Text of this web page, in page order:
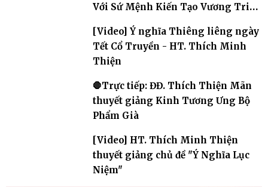
Với Sứ Mệnh Kiến Tạo Vương Triều
[Video] Ý nghĩa Thiêng liêng ngày
Tết Cổ Truyền - HT. Thích Minh
Thiện
🛑Trực tiếp: ĐĐ. Thích Thiện Mãn
thuyết giảng Kinh Tương Ưng Bộ
Phẩm Già
[Video] HT. Thích Minh Thiện
thuyết giảng chủ đề "Ý Nghĩa Lục
Niệm"